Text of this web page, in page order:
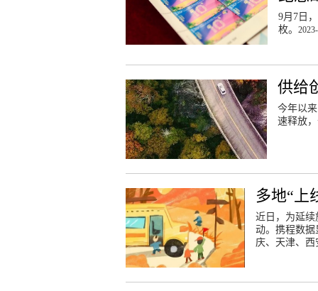
9月7日
枚。
供给
今年以
速释放
多地“上
近日，为延
动。携程数据
庆、天津、